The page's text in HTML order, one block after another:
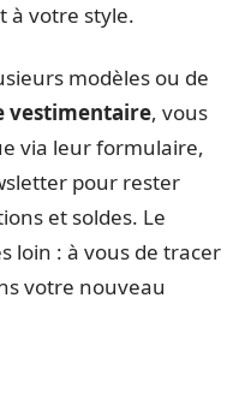
à votre style.
modèles ou de
vestimentaire, vous
via leur formulaire,
pour rester
et soldes. Le
loin : à vous de tracer
votre nouveau